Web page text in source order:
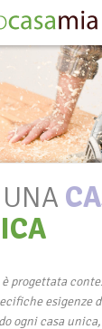
è progettata
esigenze
ogni casa